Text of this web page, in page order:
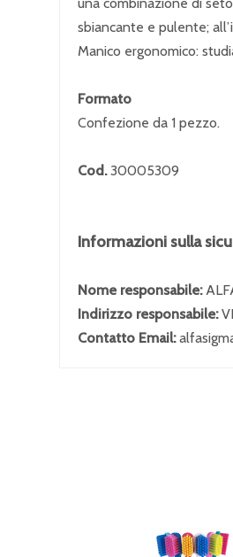
sbiancante e pulente;
Manico ergonomico:
Formato
Confezione da 1 pezzo.
Cod.30005309
Informazioni sulla
Nome responsabile:
Indirizzo responsabile:
Contatto Email: